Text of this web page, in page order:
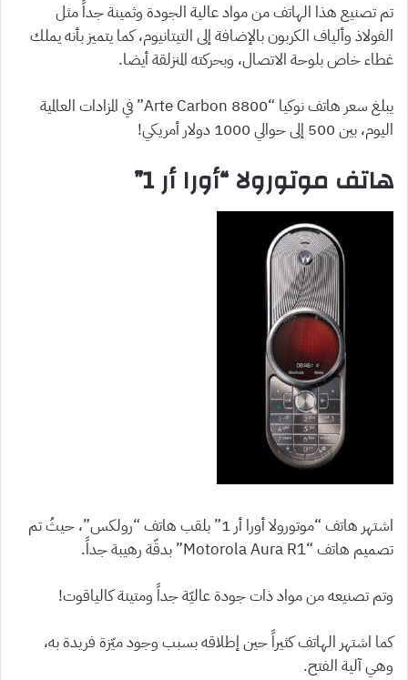
تم تصنيع هذا الهاتف من مواد عالية الجودة وثمينة جداً مثل
الفولاذ وألياف الكربون بالإضافة إلى التيتانيوم، كما يتميز بأنه يملك
غطاء خاص بلوحة الاتصال، وبحركته المنزلقة أيضا.
يبلغ سعر هاتف نوكيا “8800 Arte Carbon” في المزادات العالمية
اليوم، بين 500 إلى حوالي 1000 دولار أمريكي!
هاتف موتورولا “أورا أر 1”
اشتهر هاتف “موتورولا أورا أر 1” بلقب هاتف “رولكس”، حيثُ تم
تصميم هاتف “Motorola Aura R1” بدقّة رهيبة جداً.
وتم تصنيعه من مواد ذات جودة عاليّة جداً ومتينة كالياقوت!
كما اشتهر الهاتف كثيراً حين إطلاقه بسبب وجود ميّزة فريدة به،
وهي آلية الفتح.